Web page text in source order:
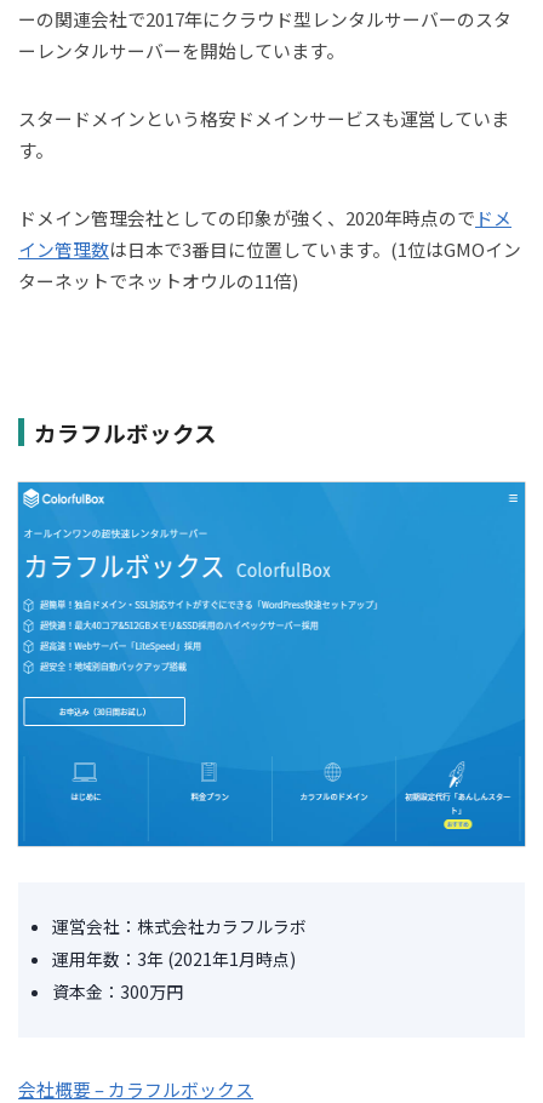
ーの関連会社で2017年にクラウド型レンタルサーバーのスタ
ーレンタルサーバーを開始しています。
スタードメインという格安ドメインサービスも運営していま
す。
ドメイン管理会社としての印象が強く、2020年時点ので ドメ
イン管理数は日本で3番目に位置しています。(1位はGMOイン
ターネットでネットオウルの11倍)
カラフルボックス
運営会社：株式会社カラフルラボ
運用年数：3年 (2021年1月時点)
資本金：300万円
会社概要 – カラフルボックス